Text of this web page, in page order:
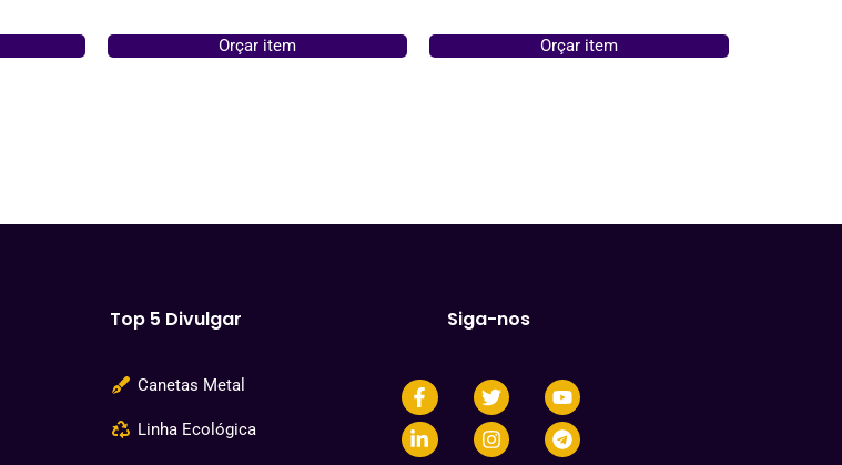
Orçar item Orçar item
Top 5 Divulgar
Canetas Metal
Linha Ecológica
Siga-nos